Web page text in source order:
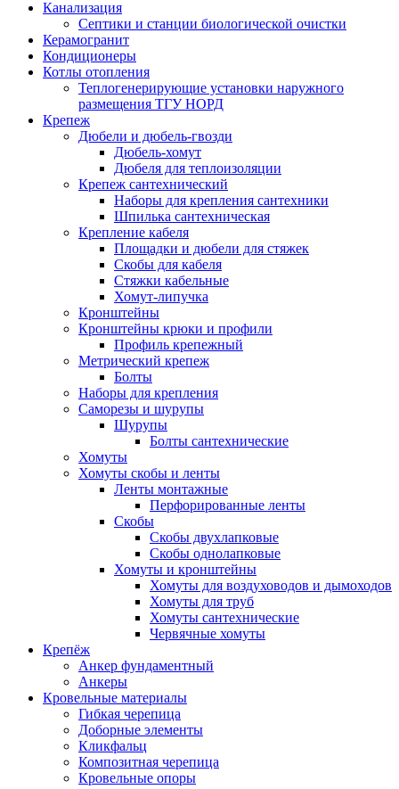
Канализация
Септики и станции биологической очистки
Керамогранит
Кондиционеры
Котлы отопления
Теплогенерирующие установки наружного
размещения ТГУ НОРД
Крепеж
Дюбели и дюбель-гвозди
Дюбель-хомут
Дюбеля для теплоизоляции
Крепеж сантехнический
Наборы для крепления сантехники
Шпилька сантехническая
Крепление кабеля
Площадки и дюбели для стяжек
Скобы для кабеля
Стяжки кабельные
Хомут-липучка
Кронштейны
Кронштейны крюки и профили
Профиль крепежный
Метрический крепеж
Болты
Наборы для крепления
Саморезы и шурупы
Шурупы
Болты сантехнические
Хомуты
Хомуты скобы и ленты
Ленты монтажные
Перфорированные ленты
Скобы
Скобы двухлапковые
Скобы однолапковые
Хомуты и кронштейны
Хомуты для воздуховодов и дымоходов
Хомуты для труб
Хомуты сантехнические
Червячные хомуты
Крепёж
Анкер фундаментный
Анкеры
Кровельные материалы
Гибкая черепица
Доборные элементы
Кликфальц
Композитная черепица
Кровельные опоры